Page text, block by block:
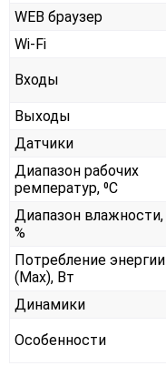
WEB браузер
Wi-Fi
Входы
Выходы
Датчики
Диапазон рабочих
ремператур, ⁰С
Диапазон влажности,
%
Потребление энергии
(Max), Вт
Динамики
Особенности